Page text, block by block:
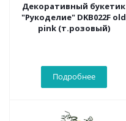
Декоративный букетик
"Рукоделие" DKB022F old
pink (т.розовый)
Подробнее